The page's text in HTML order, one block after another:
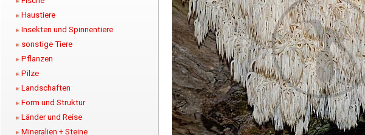
Haustiere
Insekten und Spinnentiere
sonstige Tiere
Pflanzen
Pilze
Landschaften
Form und Struktur
Länder und Reise
Mineralien + Steine